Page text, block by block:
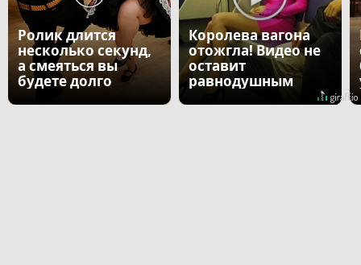
Ролик длится
несколько секунд,
а смеяться вы
будете долго
Королева вагона
отожгла! Видео не
оставит
равнодушным